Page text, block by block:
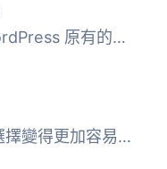
這個外掛可以改進 WordPress 原有的摘錄文章功能。 保留摘錄...
這款外掛讓小工具的選擇變得更加容易。啟用此外掛後，我們可...